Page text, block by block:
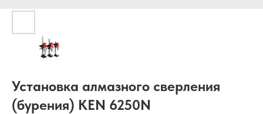
Установка алмазного сверления
(бурения) KEN 6250N